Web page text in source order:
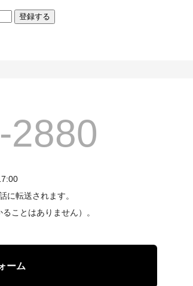
2880
に転送されます。
ことはありません）。
ーム